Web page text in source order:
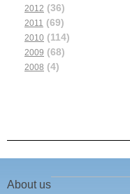
2012 (36)
2011 (69)
2010 (114)
2009 (68)
2008 (4)
About us